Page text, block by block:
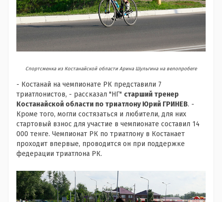
Спортсменка из Костанайской области Арина Шульгина на велопробеге
- Костанай на чемпионате РК представили 7
триатлонистов, - рассказал "НГ" старший тренер
Костанайской области по триатлону Юрий ГРИНЕВ. -
Кроме того, могли состязаться и любители, для них
стартовый взнос для участие в чемпионате составил 14
000 тенге. Чемпионат РК по триатлону в Костанает
проходит впервые, проводится он при поддержке
федерации триатлона РК.